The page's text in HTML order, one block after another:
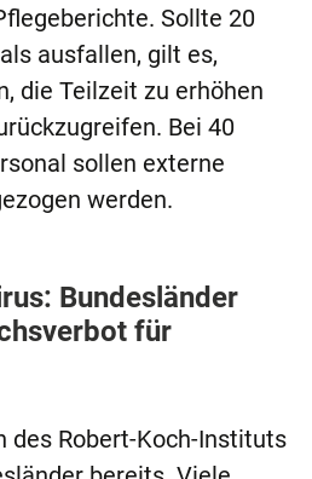
Sollte 20
ausfallen, gilt es,
die Teilzeit zu erhöhen
Bei 40
sollen externe
werden.
Bundesländer
für
des Robert-Koch-Instituts